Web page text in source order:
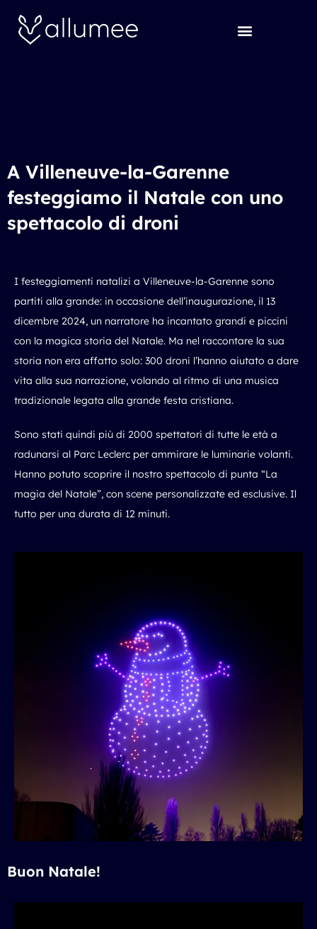
contenuto
A Villeneuve-la-Garenne
festeggiamo il Natale con uno
spettacolo di droni
I festeggiamenti natalizi a Villeneuve-la-Garenne sono
partiti alla grande: in occasione dell’inaugurazione, il 13
dicembre 2024, un narratore ha incantato grandi e piccini
con la magica storia del Natale. Ma nel raccontare la sua
storia non era affatto solo: 300 droni l’hanno aiutato a dare
vita alla sua narrazione, volando al ritmo di una musica
tradizionale legata alla grande festa cristiana.
Sono stati quindi più di 2000 spettatori di tutte le età a
radunarsi al Parc Leclerc per ammirare le luminarie volanti.
Hanno potuto scoprire il nostro spettacolo di punta “La
magia del Natale”, con scene personalizzate ed esclusive. Il
tutto per una durata di 12 minuti.
Buon Natale!